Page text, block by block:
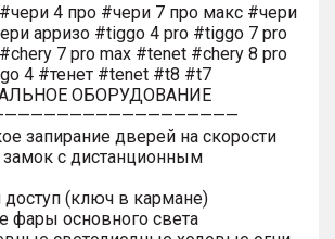
4 про #чери 7 про макс #чери
арризо #tiggo 4 pro #tiggo 7 pro
7 pro max #tenet #chery 8 pro
4 #тенет #tenet #t8 #t7
ОБОРУДОВАНИЕ
запирание дверей на скорости
с дистанционным
(ключ в кармане)
фары основного света